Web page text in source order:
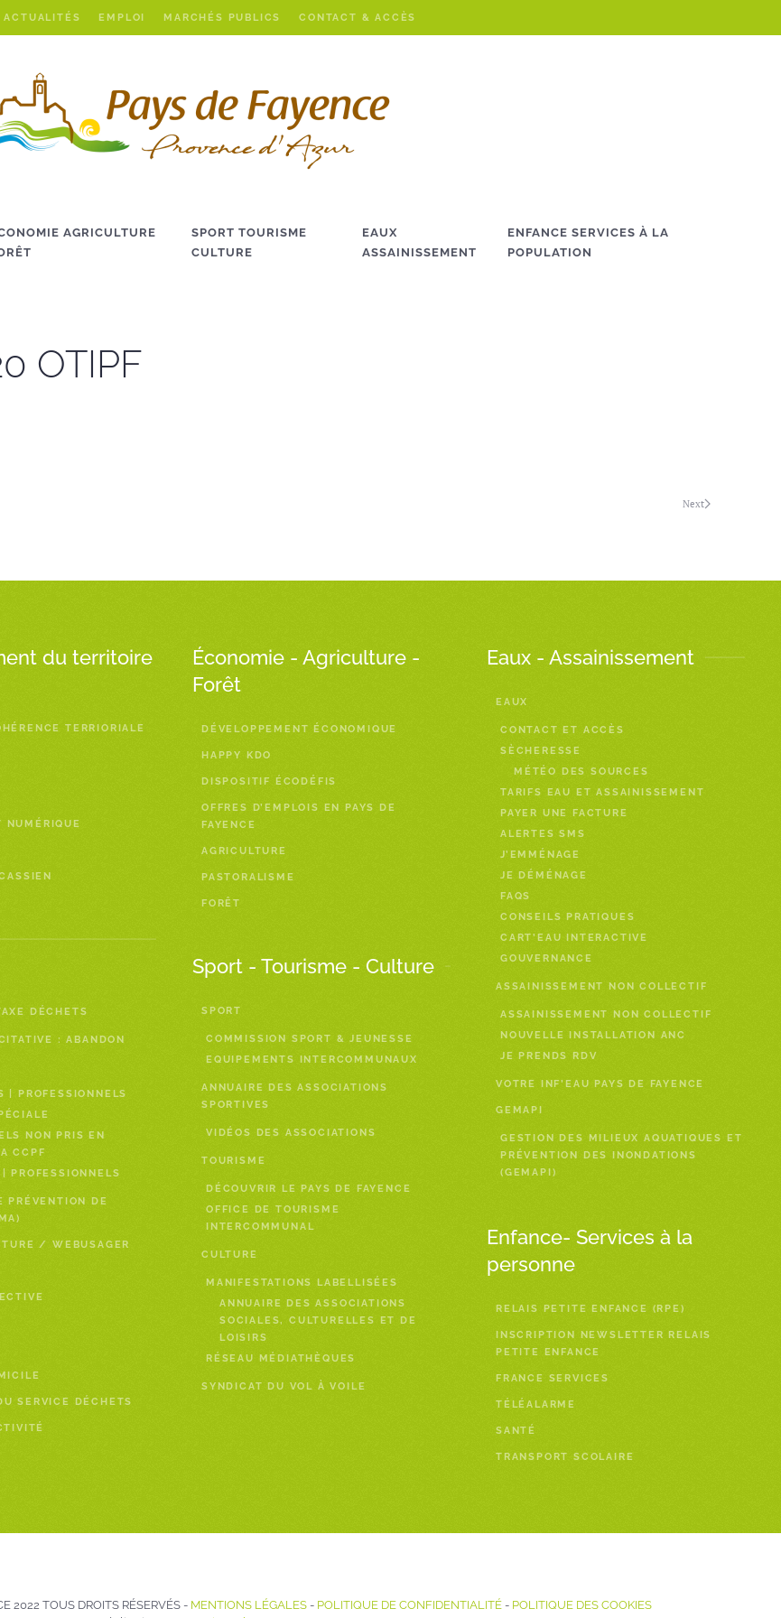
ACTUALITÉS EMPLOI MARCHÉS PUBLICS CONTACT & ACCÈS
AGRICULTURE
SPORT TOURISME
CULTURE
EAUX
ASSAINISSEMENT
ENFANCE SERVICES À LA
POPULATION
OTIPF
Next
du territoire
TERRIORIALE
NUMÉRIQUE
DÉCHETS
: ABANDON
| PROFESSIONNELS
NON PRIS EN
CCPF
PROFESSIONNELS
PRÉVENTION DE
/ WEBUSAGER
SERVICE DÉCHETS
Économie - Agriculture -
Forêt
DÉVELOPPEMENT ÉCONOMIQUE
HAPPY KDO
DISPOSITIF ÉCODÉFIS
OFFRES D’EMPLOIS EN PAYS DE
FAYENCE
AGRICULTURE
PASTORALISME
FORÊT
Sport - Tourisme - Culture
SPORT
COMMISSION SPORT & JEUNESSE
EQUIPEMENTS INTERCOMMUNAUX
ANNUAIRE DES ASSOCIATIONS
SPORTIVES
VIDÉOS DES ASSOCIATIONS
TOURISME
DÉCOUVRIR LE PAYS DE FAYENCE
OFFICE DE TOURISME
INTERCOMMUNAL
CULTURE
MANIFESTATIONS LABELLISÉES
ANNUAIRE DES ASSOCIATIONS
SOCIALES, CULTURELLES ET DE
LOISIRS
RÉSEAU MÉDIATHÈQUES
SYNDICAT DU VOL À VOILE
Eaux - Assainissement
EAUX
CONTACT ET ACCÈS
SÈCHERESSE
MÉTÉO DES SOURCES
TARIFS EAU ET ASSAINISSEMENT
PAYER UNE FACTURE
ALERTES SMS
J’EMMÉNAGE
JE DÉMÉNAGE
FAQS
CONSEILS PRATIQUES
CART’EAU INTERACTIVE
GOUVERNANCE
ASSAINISSEMENT NON COLLECTIF
ASSAINISSEMENT NON COLLECTIF
NOUVELLE INSTALLATION ANC
JE PRENDS RDV
VOTRE INF’EAU PAYS DE FAYENCE
GEMAPI
GESTION DES MILIEUX AQUATIQUES ET
PRÉVENTION DES INONDATIONS
(GEMAPI)
Enfance- Services à la
personne
RELAIS PETITE ENFANCE (RPE)
INSCRIPTION NEWSLETTER RELAIS
PETITE ENFANCE
FRANCE SERVICES
TÉLÉALARME
SANTÉ
TRANSPORT SCOLAIRE
2022 TOUS DROITS RÉSERVÉS - MENTIONS LÉGALES- POLITIQUE DE CONFIDENTIALITÉ- POLITIQUE DES COOKIES